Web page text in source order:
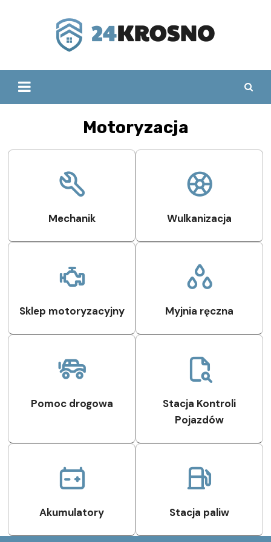
Motoryzacja
Mechanik Wulkanizacja
Sklep motoryzacyjny Myjnia ręczna
Pomoc drogowa
Stacja Kontroli
Pojazdów
Akumulatory Stacja paliw